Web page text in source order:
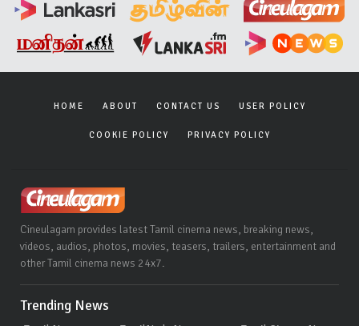
HOME ABOUT CONTACT US USER POLICY
COOKIE POLICY PRIVACY POLICY
Cineulagam provides latest Tamil cinema news, breaking news,
videos, audios, photos, movies, teasers, trailers, entertainment and
other Tamil cinema news 24x7.
Trending News